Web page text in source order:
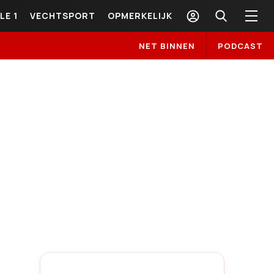
1 VECHTSPORT OPMERKELIJK
NET BINNEN PODCAST